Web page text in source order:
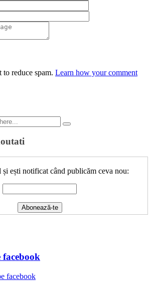
to reduce spam. Learn how your comment
ești notificat când publicăm ceva nou:
facebook